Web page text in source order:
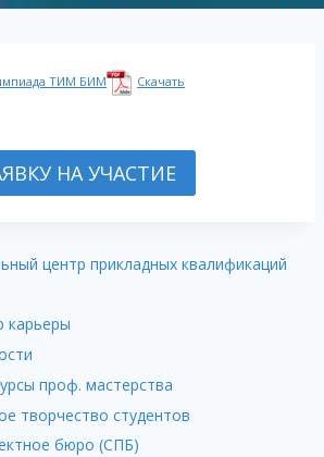
ТИМ БИМ Скачать
НА УЧАСТИЕ
центр прикладных квалификаций
карьеры
проф. мастерства
творчество студентов
бюро (СПБ)